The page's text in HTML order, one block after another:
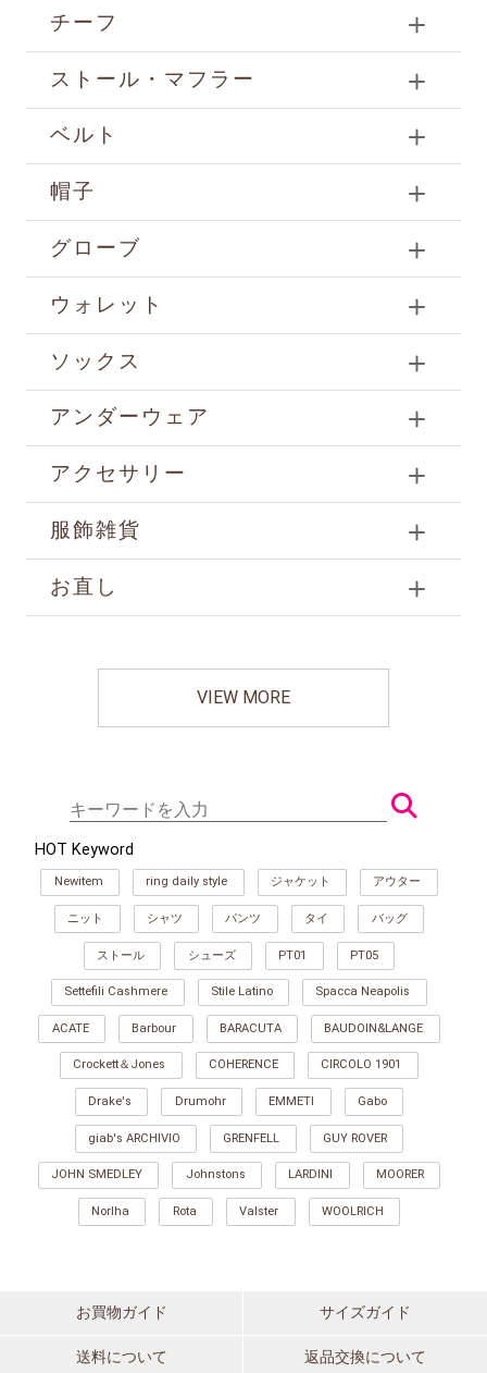
チーフ
ストール・マフラー
ベルト
帽子
グローブ
ウォレット
ソックス
アンダーウェア
アクセサリー
服飾雑貨
お直し
VIEW MORE
HOT Keyword
Newitem ring daily style ジャケット アウター
ニット シャツ パンツ タイ バッグ
ストール シューズ PT01 PT05
Settefili Cashmere Stile Latino Spacca Neapolis
ACATE Barbour BARACUTA BAUDOIN&LANGE
Crockett＆Jones COHERENCE CIRCOLO 1901
Drake's Drumohr EMMETI Gabo
giab's ARCHIVIO GRENFELL GUY ROVER
JOHN SMEDLEY Johnstons LARDINI MOORER
Norlha Rota Valster WOOLRICH
お買物ガイド サイズガイド
送料について 返品交換について